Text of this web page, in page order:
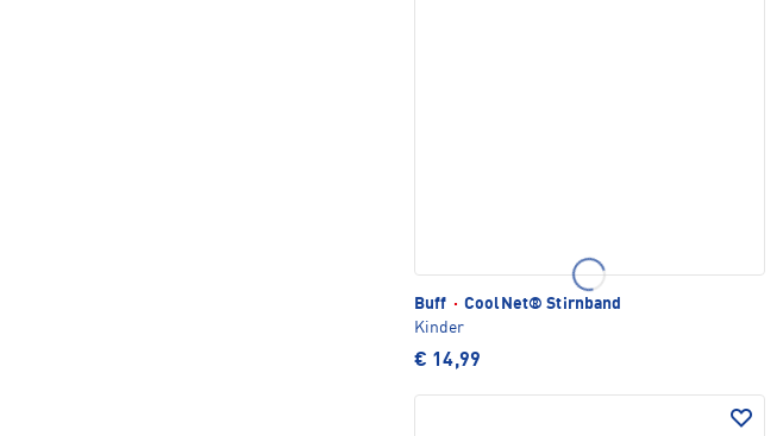
Buff · CoolNet® Stirnband
Kinder
€ 14,99